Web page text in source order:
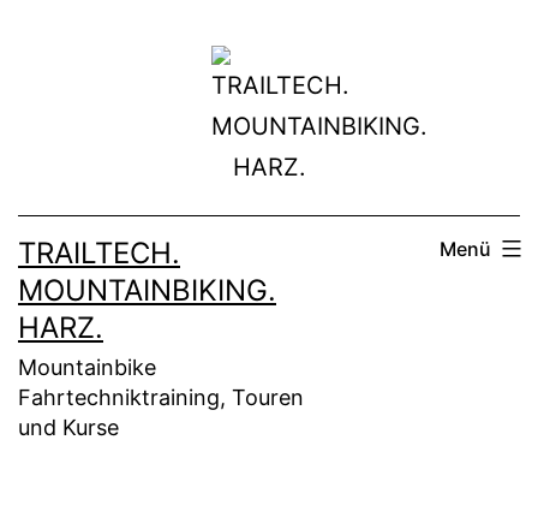
TRAILTECH.
MOUNTAINBIKING.
HARZ.
Mountainbike
Fahrtechniktraining, Touren
und Kurse
Menü